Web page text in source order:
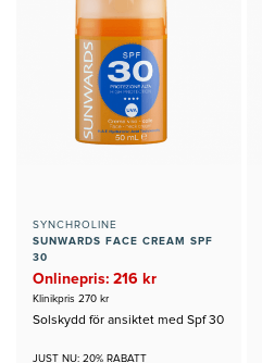
SYNCHROLINE
SUNWARDS FACE CREAM SPF
30
Onlinepris: 216 kr
Klinikpris 270 kr
Solskydd för ansiktet med Spf 30
JUST NU: 20% RABATT